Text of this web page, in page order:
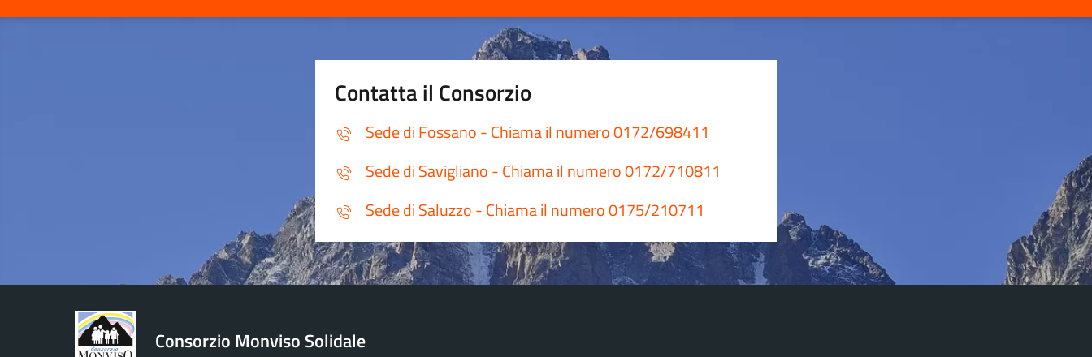
Contatta il Consorzio
Sede di Fossano - Chiama il numero 0172/698411
Sede di Savigliano - Chiama il numero 0172/710811
Sede di Saluzzo - Chiama il numero 0175/210711
Consorzio Monviso Solidale